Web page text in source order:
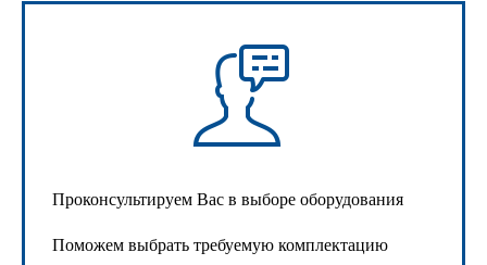
Проконсультируем Вас в выборе оборудования
Поможем выбрать требуемую комплектацию